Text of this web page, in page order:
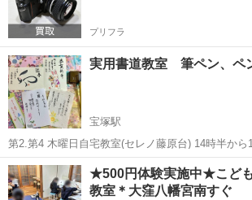
プリフラ
実用書道教室 筆ペン、
宝塚駅
第2.第4 木曜日自宅教室(セレノ藤原台) 14時半から16時 🌸
3500円 🌸実用筆ペン講座、ペン字講座の部 月2回 4000円 月1
回2500円 テキスト代筆ペン2500円 ペン字 1,650
兵庫 神戸市 宝塚駅 書道 毛筆
★500円体験実施中★こど
教室＊大窪八幡宮南すぐ